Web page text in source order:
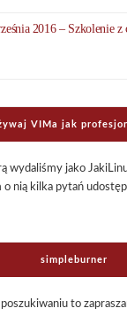
2016 – Szkolenie z
VIMa jak
wyda­li­śmy jako
o nią kilka pytań
sim­ple­bur­ner
to